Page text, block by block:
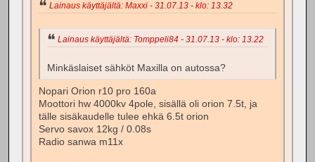
Lainaus käyttäjältä: Maxxi - 31.07.13 - klo: 13.32
Lainaus käyttäjältä: Tomppeli84 - 31.07.13 - klo: 13.22
Minkäslaiset sähköt Maxilla on autossa?
Nopari Orion r10 pro 160a
Moottori hw 4000kv 4pole, sisällä oli orion 7.5t, ja
tälle sisäkaudelle tulee ehkä 6.5t orion
Servo savox 12kg / 0.08s
Radio sanwa m11x